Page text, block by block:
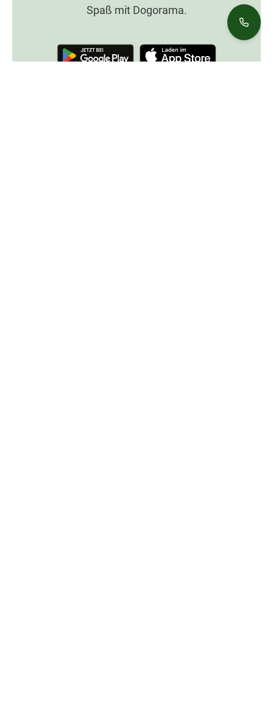
Spaß mit Dogorama.